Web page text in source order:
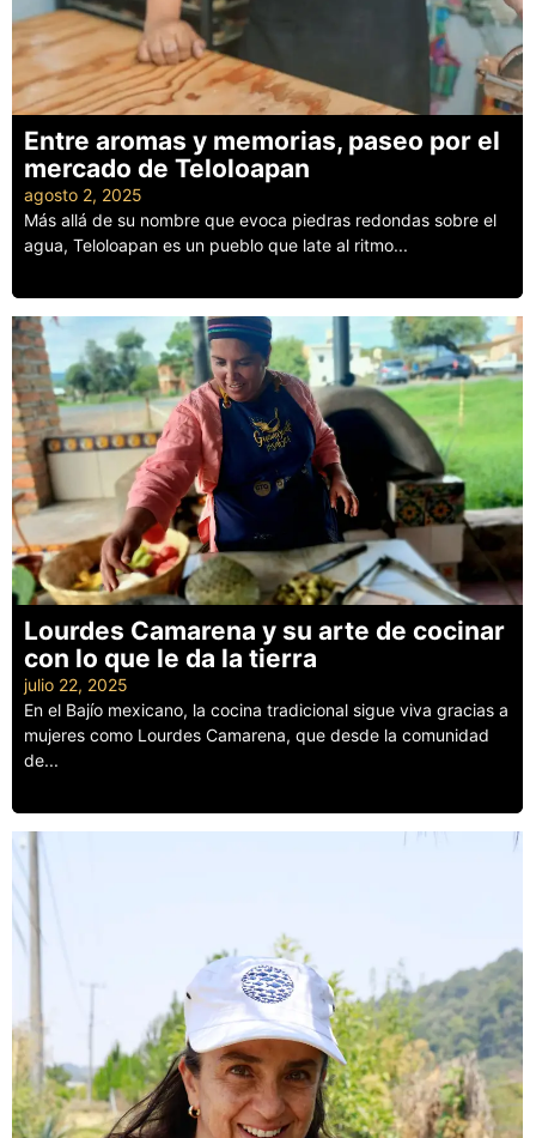
Entre aromas y memorias, paseo por el
mercado de Teloloapan
agosto 2, 2025
Más allá de su nombre que evoca piedras redondas sobre el
agua, Teloloapan es un pueblo que late al ritmo...
Lourdes Camarena y su arte de cocinar
con lo que le da la tierra
julio 22, 2025
En el Bajío mexicano, la cocina tradicional sigue viva gracias a
mujeres como Lourdes Camarena, que desde la comunidad
de...